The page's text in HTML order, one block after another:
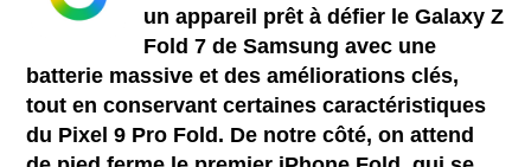
un appareil prêt à défier le Galaxy Z
Fold 7 de Samsung avec une
batterie massive et des améliorations clés,
tout en conservant certaines caractéristiques
du Pixel 9 Pro Fold. De notre côté, on attend